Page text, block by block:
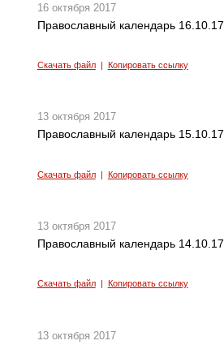
16 октября 2017
Православный календарь 16.10.17
Скачать файл| Копировать ссылку
13 октября 2017
Православный календарь 15.10.17
Скачать файл| Копировать ссылку
13 октября 2017
Православный календарь 14.10.17
Скачать файл| Копировать ссылку
13 октября 2017